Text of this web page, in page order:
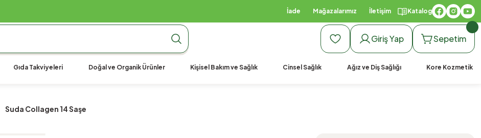
990 TL Üzeri Ücretsiz Kargo990 TL Üzeri Ücretsiz Kargo
İade Mağazalarımız İletişim Katalog
Giriş Yap Sepetim
Gıda Takviyeleri Doğal ve Organik Ürünler Kişisel Bakım ve Sağlık Cinsel Sağlık Ağız ve Diş Sağlığı Kore Kozmetik
Suda Collagen 14 Saşe